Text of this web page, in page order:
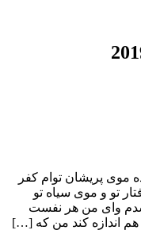
موی پریشان توام کفر
تو و موی سیاه تو
وای من هر نفست
هم اندازه کند من که […]